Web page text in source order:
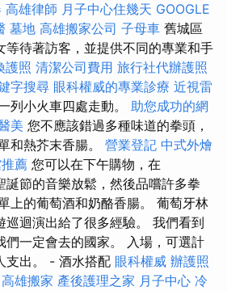
高雄律師 月子中心住幾天 GOOGLE
墓地 高雄搬家公司 子母車 舊城區
等待著訪客，並提供不同的專業和手
護照 清潔公司費用 旅行社代辦護照
字搜尋 眼科權威的專業診療 近視雷
列小火車四處走動。 助您成功的網
美 您不應該錯過多種味道的拳頭，
和熱芥末香腸。 營業登記 中式外燴
薦 您可以在下午購物，在
節的音樂放鬆，然後品嚐許多拳
上的葡萄酒和奶酪香腸。 葡萄牙林
巡迴演出給了很多經驗。 我們看到
們一定會去的國家。 入場，可選計
支出。 - 酒水搭配 眼科權威 辦護照
高雄搬家 產後護理之家 月子中心 冷